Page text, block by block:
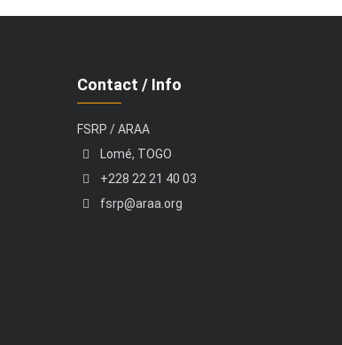
Contact / Info
FSRP / ARAA
Lomé, TOGO
+228 22 21 40 03
fsrp@araa.org